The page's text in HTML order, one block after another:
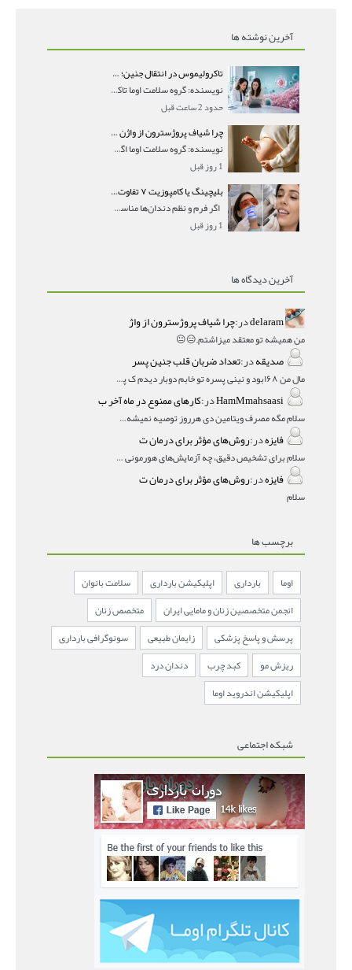
آخرین نوشته ها
تاکرولیموس در انتقال جنین؛ آیا شانس لانه‌گزینی را افزایش می‌دهد؟
نویسنده: گروه سلامت اوما تاکرولیموس در انتقال جنین
حدود 2 ساعت قبل
چرا شیاف پروژسترون از واژن بیرون می‌ریزد؟ میزان جذب و زمان صحیح مصرف
نویسنده: گروه سلامت اوما اگر بعد از گذاشتن شیاف پر
1 روز قبل
بلیچینگ یا کامپوزیت ۷ تفاوت مهم برای انتخاب درست
اگر فرم و نظم دندان‌ها مناسب است و مشکل
1 روز قبل
آخرین دیدگاه ها
delaramدر:چرا شیاف پروژسترون از واژ
من همیشه تو معتقد میزاشتم,,😑😐
صدیقهدر:تعداد ضربان قلب جنین پسر
مال من ۱۶۸بود و نینی پسره تو خابم دوبار دیدم ک پسره
HamMmahsaasiدر:کارهای ممنوع در ماه آخر ب
سلام مگه مصرف ویتامین دی هرروز توصیه نمیشه؟درمقاله میگه
فایزهدر:روش‌های مؤثر برای درمان ت
سلام برای تشخیص دقیق، چه آزمایش‌های هورمونی و چه سونوگر
فایزهدر:روش‌های مؤثر برای درمان ت
سلام
برچسب ها
اوما بارداری اپلیکیشن بارداری
سلامت بانوان
انجمن متخصصین زنان و مامایی ایران
متخصص زنان
پرسش و پاسخ پزشکی
زایمان طبیعی
سونوگرافی بارداری
ریزش مو
کبد چرب
دندان درد
اپلیکیشن اندروید اوما
شبکه اجتماعی